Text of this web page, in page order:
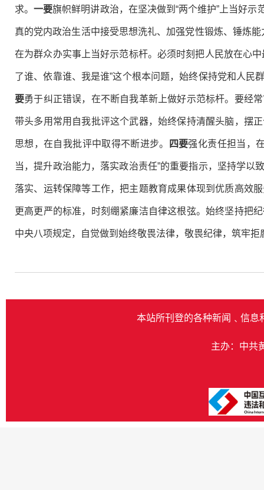
求。一要旗帜鲜明讲政治，在坚决做到“两个维护”上当好示
真的党内政治生活中接受思想洗礼、加强党性锻炼、锤炼能
在为群众办实事上当好示范标杆。必须时刻把人民放在心
了谁、依靠谁、我是谁”这个根本问题，始终保持党和人
要勇于纠正错误，在不断自我革新上做好示范标杆。要经
带头多用常用自我批评这个武器，始终保持清醒头脑，摆
思想，在自我批评中取得不断进步。 四要强化责任担当，
当，提升政治能力，落实政治责任”的重要指示，坚持学
落实、运转保障等工作，把主题教育成果体现到优质高效
更高更严的标准，时刻绷紧廉洁自律这根弦。始终坚持把
中央八项规定，自觉做到始终敬畏法律，敬畏纪律，筑牢
本站所刊登的各种新闻﹑信息
主办：中共